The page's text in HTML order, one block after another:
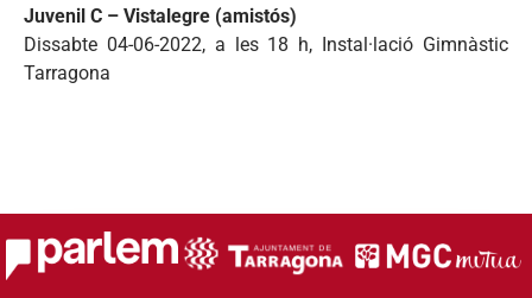
Juvenil C – Vistalegre (amistós)
Dissabte 04-06-2022, a les 18 h, Instal·lació Gimnàstic
Tarragona